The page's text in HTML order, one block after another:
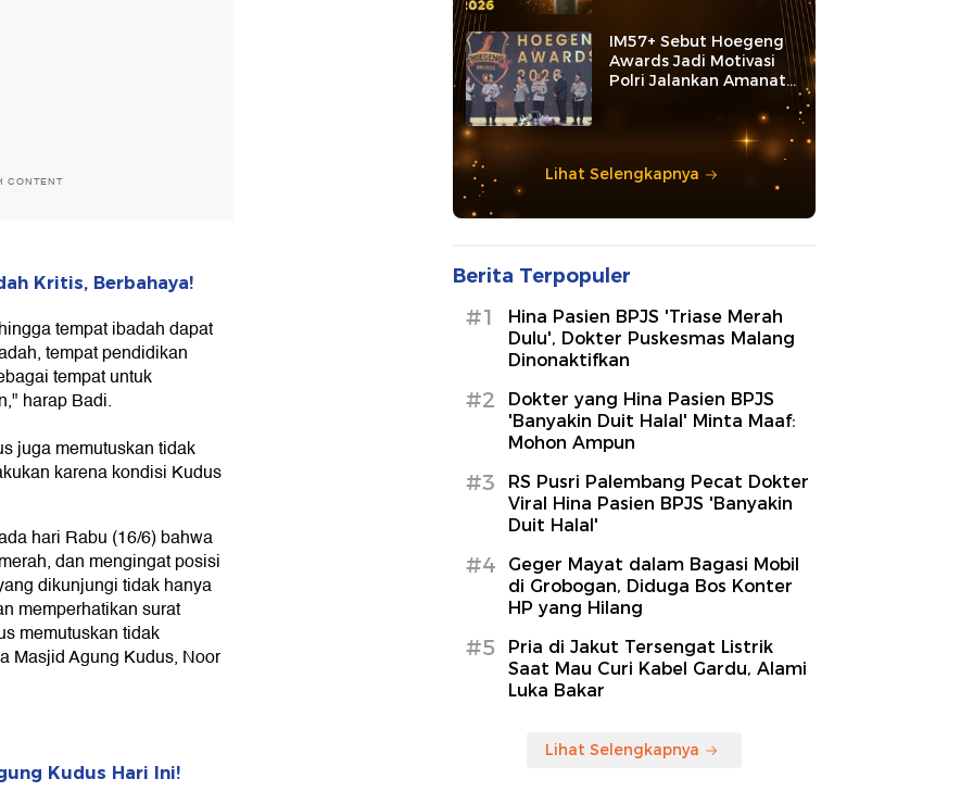
CONTENT
Kritis, Berbahaya!
tempat ibadah dapat
tempat pendidikan
tempat untuk
harap Badi.
juga memutuskan tidak
karena kondisi Kudus
hari Rabu (16/6) bahwa
dan mengingat posisi
dikunjungi tidak hanya
memperhatikan surat
memutuskan tidak
Masjid Agung Kudus, Noor
Kudus Hari Ini!
IM57+ Sebut Hoegeng
Awards Jadi Motivasi
Polri Jalankan Amanat
Lihat Selengkapnya
Berita Terpopuler
#1
Hina Pasien BPJS 'Triase Merah
Dulu', Dokter Puskesmas Malang
Dinonaktifkan
#2
Dokter yang Hina Pasien BPJS
'Banyakin Duit Halal' Minta Maaf:
Mohon Ampun
#3
RS Pusri Palembang Pecat Dokter
Viral Hina Pasien BPJS 'Banyakin
Duit Halal'
#4
Geger Mayat dalam Bagasi Mobil
di Grobogan, Diduga Bos Konter
HP yang Hilang
#5
Pria di Jakut Tersengat Listrik
Saat Mau Curi Kabel Gardu, Alami
Luka Bakar
Lihat Selengkapnya